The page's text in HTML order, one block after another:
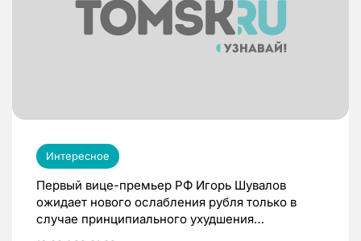
Интересное
Первый вице-премьер РФ Игорь Шувалов
ожидает нового ослабления рубля только в
случае принципиального ухудшения